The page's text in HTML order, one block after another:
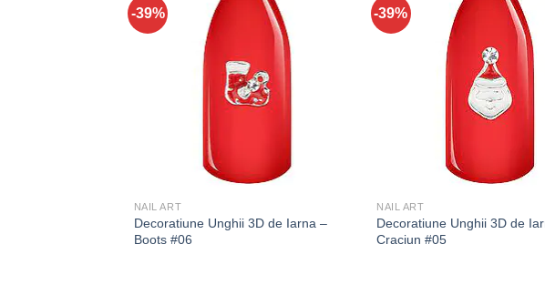
-39%
NAIL ART
Decoratiune Unghii 3D de Iarna –
Boots #06
-39%
NAIL ART
Decoratiune Unghii 3D de
Craciun #05